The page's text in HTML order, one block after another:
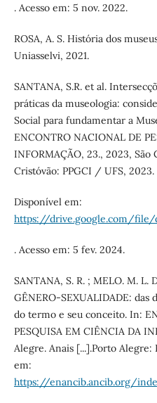
. Acesso em: 5 nov. 2022.
ROSA, A. S. História dos
Uniasselvi, 2021.
SANTANA, S.R. et al.
práticas da museologia:
Social para fundamentar a
ENCONTRO NACIONAL DE
INFORMAÇÃO, 23., 2023, São
Cristóvão: PPGCI / UFS, 2023.
Disponível em:
https://drive.google.com/file/
. Acesso em: 5 fev. 2024.
SANTANA, S. R. ; MELO. M. L.
GÊNERO-SEXUALIDADE: das
do termo e seu conceito. In:
PESQUISA EM CIÊNCIA DA
Alegre. Anais [...].Porto
em:
https://enancib.ancib.org/